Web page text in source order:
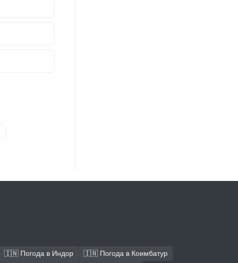
🇮🇳 Погода в Индор
🇮🇳 Погода в Коимбатур